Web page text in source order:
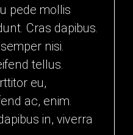
pede mollis
Cras dapibus.
nisi.
tellus.
eu,
ac, enim.
in, viverra